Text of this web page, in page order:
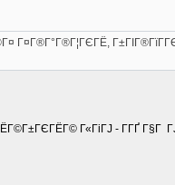
Г¤Г®Г°Г®Г¦ГЄГЁ,
Г«ГіГЈ - Г­ГҐ Г§Г